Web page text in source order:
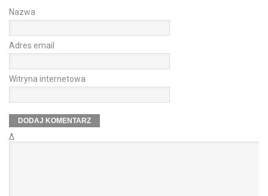
Nazwa
Adres email
Witryna internetowa
Δ